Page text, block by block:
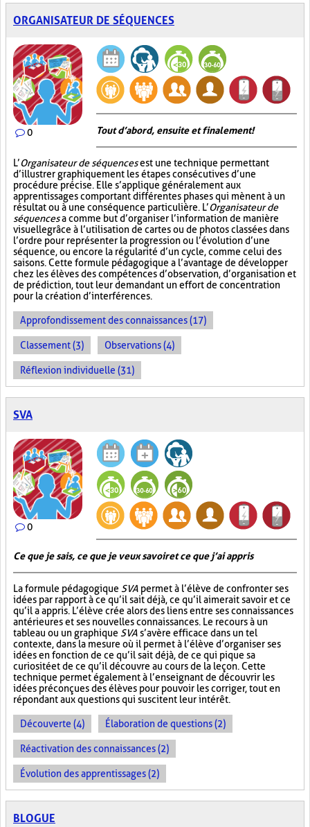
ORGANISATEUR DE SÉQUENCES
0 Tout d’abord, ensuite et finalement!
L’Organisateur de séquencesest une technique permettant
d’illustrer graphiquement les étapes consécutives d’une
procédure précise. Elle s’applique généralement aux
apprentissages comportant différentes phases qui mènent à un
résultat ou à une conséquence particulière. L’Organisateur de
séquencesa comme but d’organiser l’information de manière
visuellegrâce à l’utilisation de cartes ou de photos classées dans
l’ordre pour représenter la progression ou l’évolution d’une
séquence, ou encore la régularité d’un cycle, comme celui des
saisons. Cette formule pédagogique a l’avantage de développer
chez les élèves des compétences d’observation, d’organisation et
de prédiction, tout leur demandant un effort de concentration
pour la création d’interférences.
Approfondissement des connaissances (17)
Classement (3) Observations (4)
Réflexion individuelle (31)
SVA
0
Ce que je sais, ce que je veux savoir et ce que j’ai appris
La formule pédagogique SVA permet à l’élève de confronter ses
idées par rapport à ce qu’il sait déjà, ce qu’il aimerait savoir et ce
qu’il a appris. L’élève crée alors des liens entre ses connaissances
antérieures et ses nouvelles connaissances. Le recours à un
tableau ou un graphique SVA s’avère efficace dans un tel
contexte, dans la mesure où il permet à l’élève d’organiser ses
idées en fonction de ce qu’il sait déjà, de ce qui pique sa
curiosité et de ce qu’il découvre au cours de la leçon. Cette
technique permet également à l’enseignant de découvrir les
idées préconçues des élèves pour pouvoir les corriger, tout en
répondant aux questions qui suscitent leur intérêt.
Découverte (4) Élaboration de questions (2)
Réactivation des connaissances (2)
Évolution des apprentissages (2)
BLOGUE